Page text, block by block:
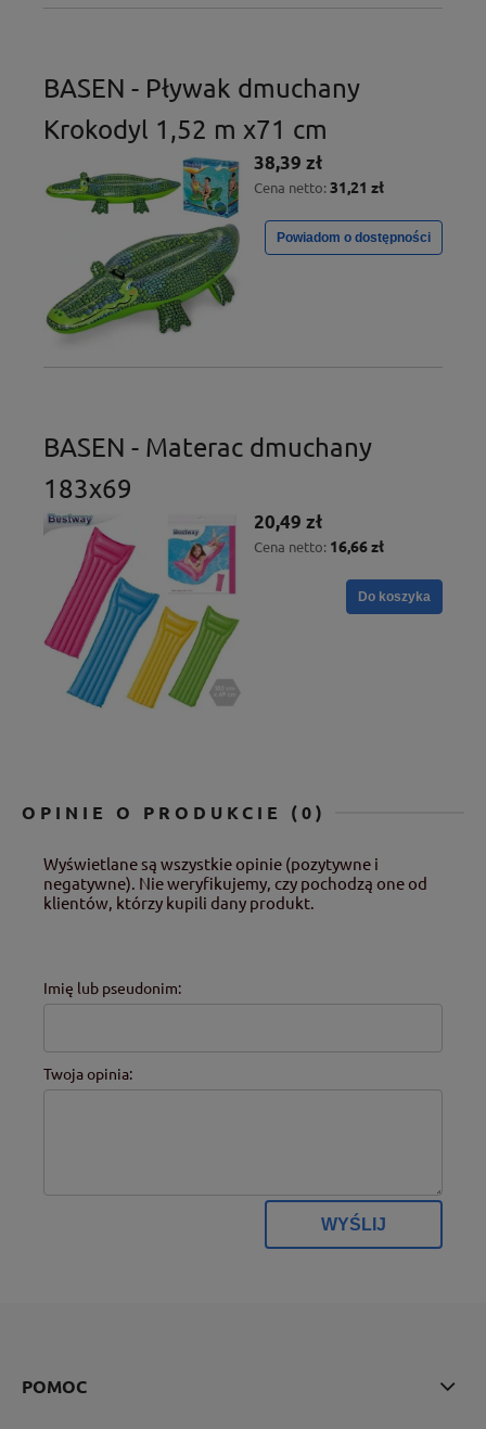
BASEN - Pływak dmuchany
Krokodyl 1,52 m x71 cm
38,39 zł
Cena netto: 31,21 zł
Powiadom o dostępności
BASEN - Materac dmuchany
183x69
20,49 zł
Cena netto: 16,66 zł
Do koszyka
OPINIE O PRODUKCIE (0)
Wyświetlane są wszystkie opinie (pozytywne i
negatywne). Nie weryfikujemy, czy pochodzą one od
klientów, którzy kupili dany produkt.
Imię lub pseudonim:
Twoja opinia:
WYŚLIJ
POMOC